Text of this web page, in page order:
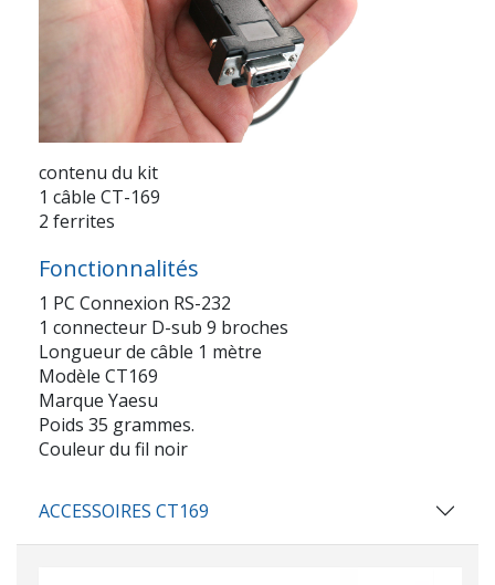
contenu du kit
1 câble CT-169
2 ferrites
Fonctionnalités
1 PC Connexion RS-232
1 connecteur D-sub 9 broches
Longueur de câble 1 mètre
Modèle CT169
Marque Yaesu
Poids 35 grammes.
Couleur du fil noir
ACCESSOIRES CT169